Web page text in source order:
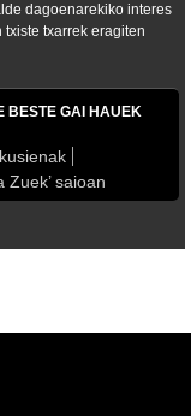
dagoenarekiko interes
txarrek eragiten
BESTE GAI HAUEK
Zuek’ saioan